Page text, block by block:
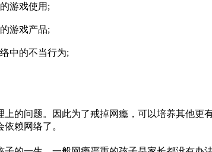
游戏使用;
游戏产品;
中的不当行为;
的问题。因此为了戒掉网瘾，可以培养其他
赖网络了。